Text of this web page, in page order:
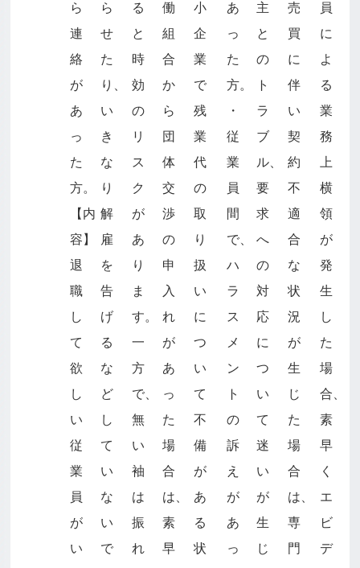
ら
連
絡
が
あ
っ
た
方。
【内
容】
退
職
し
て
欲
し
い
従
業
員
が
い
ら
せ
た
り、
い
き
な
り
解
雇
を
告
げ
る
な
ど
し
て
い
な
い
で
る
と
時
効
の
リ
ス
ク
が
あ
り
ま
す。
一
方
で、
無
い
袖
は
振
れ
働
組
合
か
ら
団
体
交
渉
の
申
入
れ
が
あ
っ
た
場
合
は、
素
早
小
企
業
で
残
業
代
の
取
り
扱
い
に
つ
い
て
不
備
が
あ
る
状
あ
っ
た
方。
・
従
業
員
間
で、
ハ
ラ
ス
メ
ン
ト
の
訴
え
が
あ
っ
主
と
の
ト
ラ
ブ
ル、
要
求
へ
の
対
応
に
つ
い
て
迷
い
が
生
じ
売
買
に
伴
い
契
約
不
適
合
な
状
況
が
生
じ
た
場
合
は、
専
門
員
に
よ
る
業
務
上
横
領
が
発
生
し
た
場
合、
素
早
く
エ
ビ
デ